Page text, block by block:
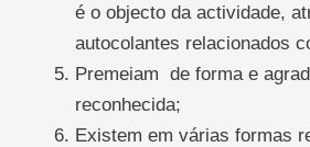
é o objecto da actividade,
autocolantes relacionados
Premeiam de forma e
reconhecida;
Existem em várias formas